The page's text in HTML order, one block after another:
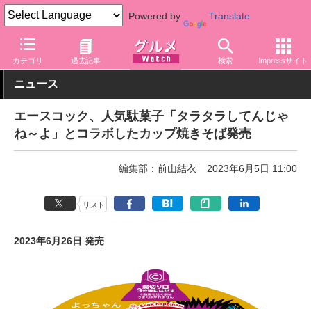
Powered by Translate
カテゴリ 過去記事 検索 Impressサイト
グルメ Watch メーカー 即席麺 エースコック
ニュース
エースコック、人気駄菓子「タラタラしてんじゃ
ね～よ」とコラボしたカップ焼きそば発売
編集部：前山結衣 2023年6月5日 11:00
リスト
2023年6月26日 発売